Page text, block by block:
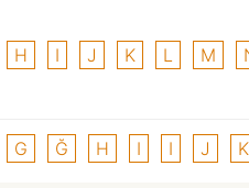
H I J K L M
G Ğ H I I J K